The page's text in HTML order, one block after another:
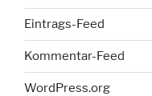
Eintrags-Feed
Kommentar-Feed
WordPress.org